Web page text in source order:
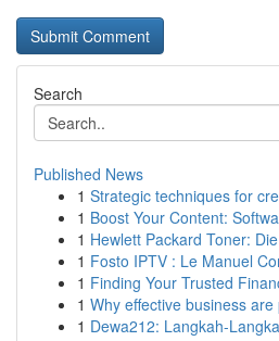
Search
Published News
1 Strategic techniques for
1 Boost Your Content:
1 Hewlett Packard Toner:
1 Fosto IPTV : Le Manuel
1 Finding Your Trusted
1 Why effective business
1 Dewa212: Langkah-